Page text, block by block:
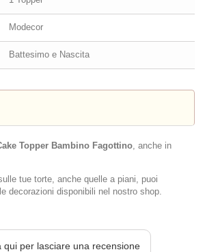
Modecor
Battesimo e Nascita
Topper Bambino Fagottino, anche in
tue torte, anche quelle a piani, puoi
decorazioni disponibili nel nostro shop.
per lasciare una recensione